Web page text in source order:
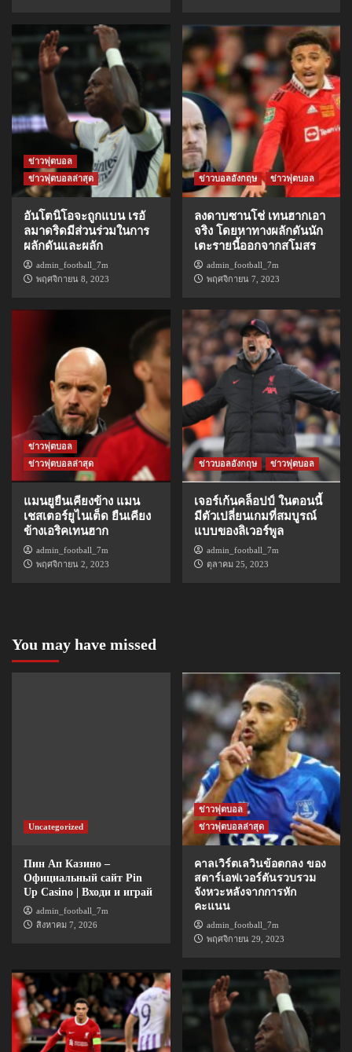
ข่าวฟุตบอล
ข่าวฟุตบอลล่าสุด
อันโตนิโอจะถูกแบน เรอั
ลมาดริดมีส่วนร่วมในการ
ผลักดันและผลัก
admin_football_7m
พฤศจิกายน 8, 2023
ข่าวบอลอังกฤษ ข่าวฟุตบอล
ลงดาบซานโช่ เทนฮากเอา
จริง โดยหาทางผลักดันนัก
เตะรายนี้ออกจากสโมสร
admin_football_7m
พฤศจิกายน 7, 2023
ข่าวฟุตบอล
ข่าวฟุตบอลล่าสุด
แมนยูยืนเคียงข้าง แมน
เชสเตอร์ยูไนเต็ด ยืนเคียง
ข้างเอริคเทนฮาก
admin_football_7m
พฤศจิกายน 2, 2023
ข่าวบอลอังกฤษ ข่าวฟุตบอล
เจอร์เก้นคล็อปป์ ในตอนนี้
มีตัวเปลี่ยนเกมที่สมบูรณ์
แบบของลิเวอร์พูล
admin_football_7m
ตุลาคม 25, 2023
You may have missed
Uncategorized
Пин Ап Казино –
Официальный сайт Pin
Up Casino | Входи и играй
admin_football_7m
สิงหาคม 7, 2026
ข่าวฟุตบอล
ข่าวฟุตบอลล่าสุด
คาลเวิร์ตเลวินข้อตกลง ของ
สตาร์เอฟเวอร์ตันรวบรวม
จังหวะหลังจากการหัก
คะแนน
admin_football_7m
พฤศจิกายน 29, 2023